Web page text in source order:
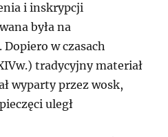
i inskrypcji
była na
w czasach
tradycyjny materiał
wyparty przez wosk,
uległ